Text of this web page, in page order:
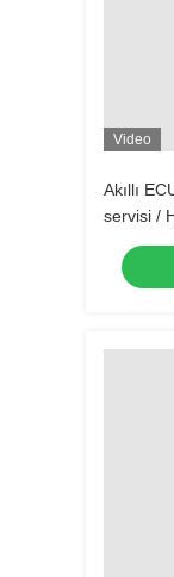
Video
Akıllı
servisi /
PMMA